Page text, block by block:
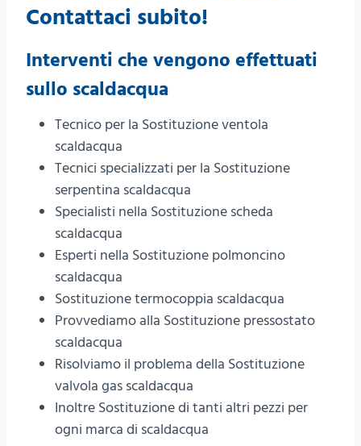
Contattaci subito!
Interventi che vengono effettuati
sullo scaldacqua
Tecnico per la Sostituzione ventola
scaldacqua
Tecnici specializzati per la Sostituzione
serpentina scaldacqua
Specialisti nella Sostituzione scheda
scaldacqua
Esperti nella Sostituzione polmoncino
scaldacqua
Sostituzione termocoppia scaldacqua
Provvediamo alla Sostituzione pressostato
scaldacqua
Risolviamo il problema della Sostituzione
valvola gas scaldacqua
Inoltre Sostituzione di tanti altri pezzi per
ogni marca di scaldacqua